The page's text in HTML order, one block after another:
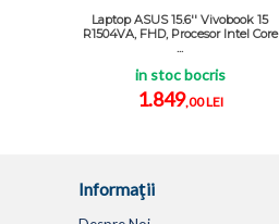
Laptop ASUS 15.6'' Vivobook 15
R1504VA, FHD, Procesor Intel Core
...
in stoc bocris
1.849,00 LEI
Informaţii